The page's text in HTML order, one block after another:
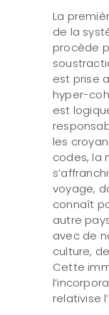
La
de la
procède
est prise
hyper-
est
les
codes, la
voyage,
connaît
autre
avec de
culture,
Cette
relativise